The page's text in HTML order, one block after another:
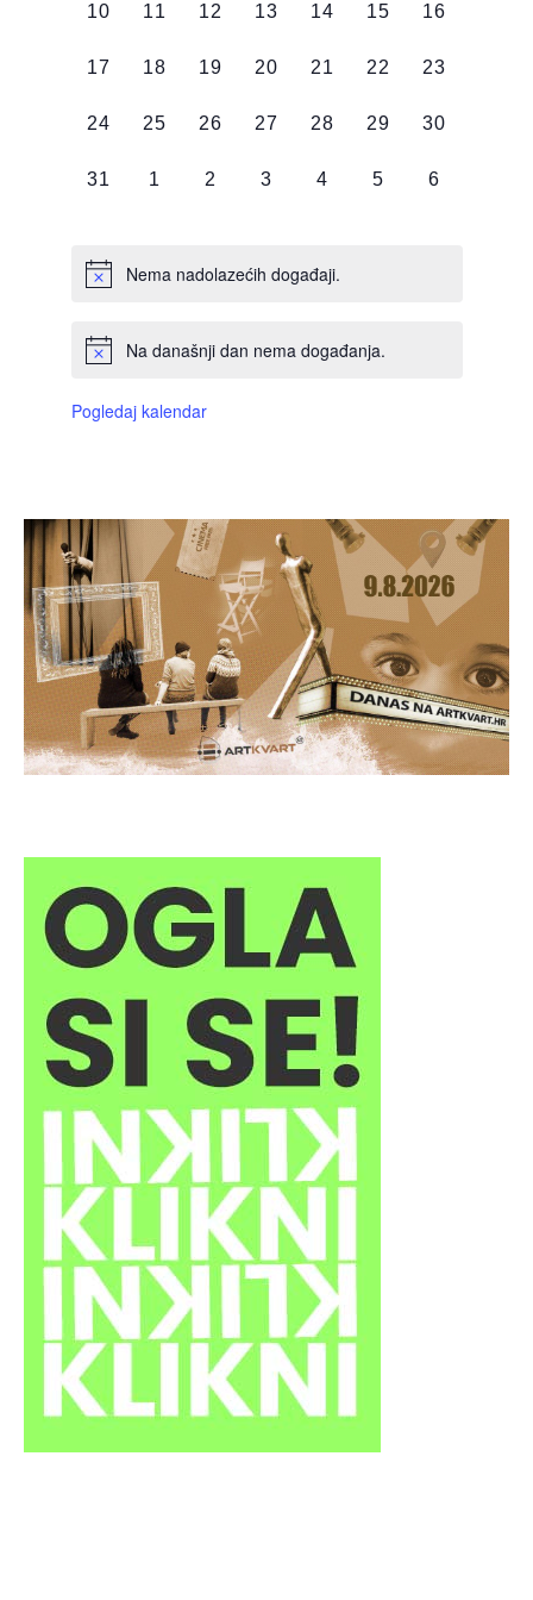
0
10
0
11
0
12
0
13
0
14
0
15
0
16
0
17
0
18
0
19
0
20
0
21
0
22
0
23
0
24
0
25
0
26
0
27
0
28
0
29
0
30
0
31
0
1
0
2
0
3
0
4
0
5
0
6
Nema nadolazećih događaji.
Na današnji dan nema događanja.
Pogledaj kalendar